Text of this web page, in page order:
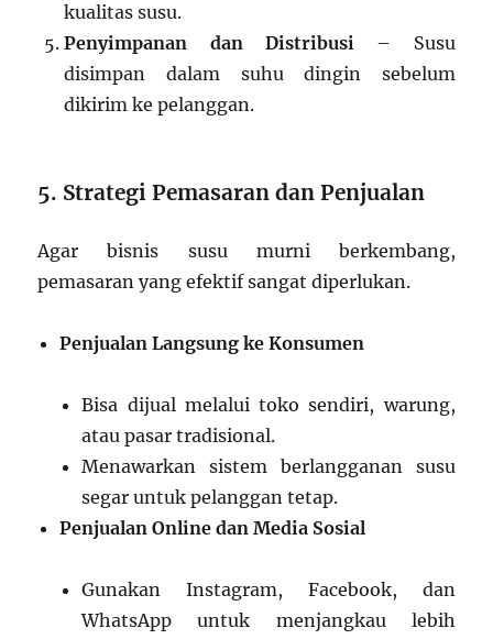
kualitas susu.
Penyimpanan dan Distribusi – Susu
disimpan dalam suhu dingin sebelum
dikirim ke pelanggan.
5. Strategi Pemasaran dan Penjualan
Agar bisnis susu murni berkembang,
pemasaran yang efektif sangat diperlukan.
Penjualan Langsung ke Konsumen
Bisa dijual melalui toko sendiri, warung,
atau pasar tradisional.
Menawarkan sistem berlangganan susu
segar untuk pelanggan tetap.
Penjualan Online dan Media Sosial
Gunakan Instagram, Facebook, dan
WhatsApp untuk menjangkau lebih